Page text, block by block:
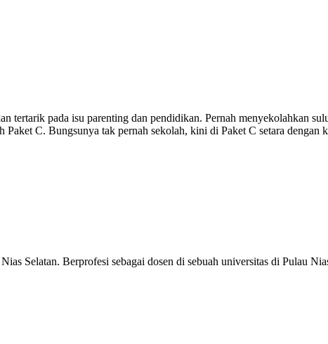
tertarik pada isu parenting dan pendidikan. Pernah menyekolahkan
C. Bungsunya tak pernah sekolah, kini di Paket C setara
Selatan. Berprofesi sebagai dosen di sebuah universitas di Pulau